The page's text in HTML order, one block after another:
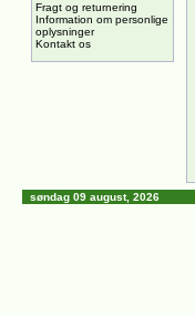
Fragt og returnering
Information om personlige
oplysninger
Kontakt os
søndag 09 august, 2026